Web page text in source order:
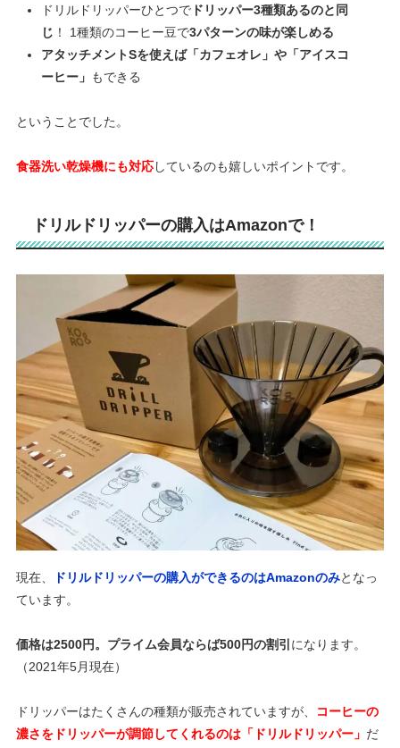
ドリルドリッパーひとつで ドリッパー3種類あるのと同
じ ！ 1種類のコーヒー豆で3パターンの味が楽しめる
アタッチメントSを使えば「カフェオレ」や「アイスコ
ーヒー」
もできる
ということでした。
食器洗い乾燥機にも対応 しているのも嬉しいポイントです。
ドリルドリッパーの購入はAmazonで！
現在、 ドリルドリッパーの購入ができるのはAmazonのみとなっ
ています。
価格は2500円。プライム会員ならば500円の割引 になります。
（2021年5月現在）
ドリッパーはたくさんの種類が販売されていますが、
コーヒーの
濃さをドリッパーが調節してくれるのは「ドリルドリッパー」 だ